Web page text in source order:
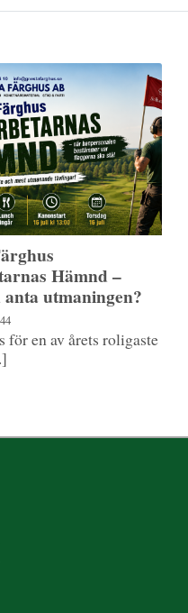
Hämnd –
utmaningen?
för en av årets roligaste